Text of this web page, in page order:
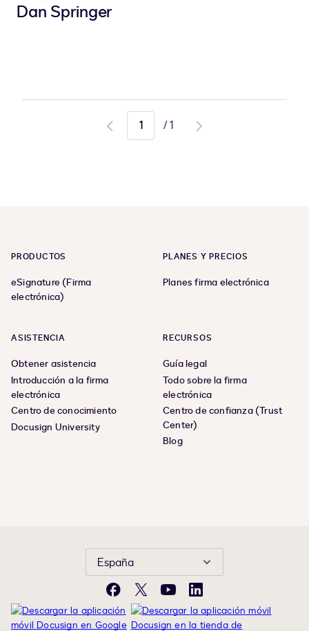
Dan Springer
Go
/1
Go
PRODUCTOS
eSignature (Firma
electrónica)
PLANES Y PRECIOS
Planes firma electrónica
ASISTENCIA
Obtener asistencia
Introducción a la firma
electrónica
Centro de conocimiento
Docusign University
RECURSOS
Guía legal
Todo sobre la firma
electrónica
Centro de confianza (Trust
Center)
Blog
España
Facebook
X YouTubeLinkedIn